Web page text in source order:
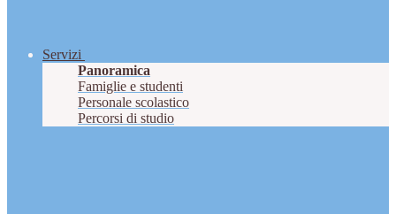
Servizi
Panoramica
Famiglie e studenti
Personale scolastico
Percorsi di studio